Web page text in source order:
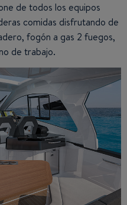
de todos los equipos
comidas disfrutando de
fogón a gas 2 fuegos,
de trabajo.